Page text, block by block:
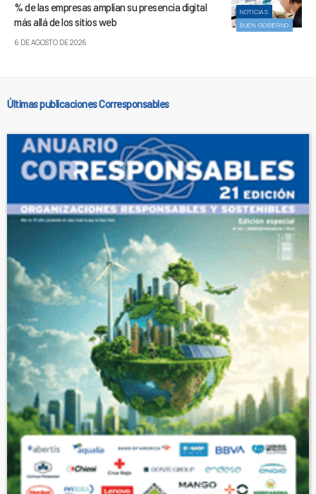
NOTICIAS
BUEN GOBIERNO
% de las empresas amplían su presencia digital
más allá de los sitios web
6 DE AGOSTO DE 2026
Últimas publicaciones Corresponsables